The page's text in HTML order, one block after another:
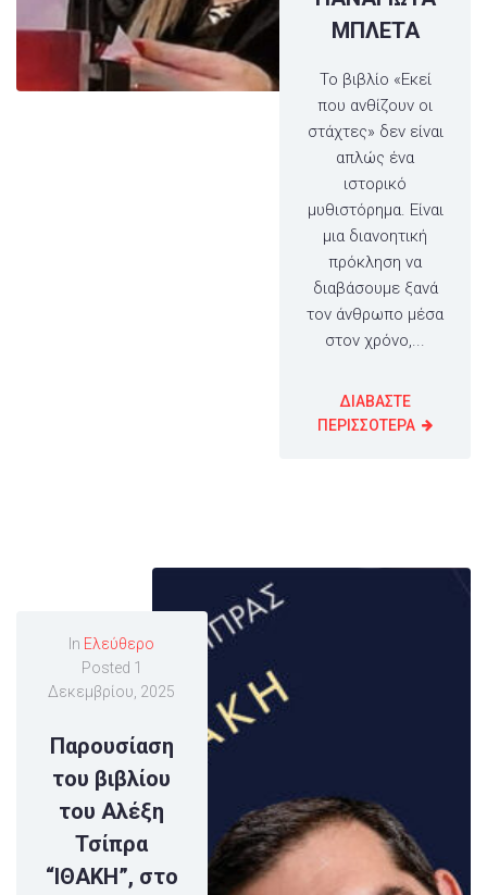
ΜΠΛΕΤΑ
Το βιβλίο «Εκεί
που ανθίζουν οι
στάχτες» δεν είναι
απλώς ένα
ιστορικό
μυθιστόρημα. Είναι
μια διανοητική
πρόκληση να
διαβάσουμε ξανά
τον άνθρωπο μέσα
στον χρόνο,...
ΔΙΑΒΑΣΤΕ
ΠΕΡΙΣΣΟΤΕΡΑ
In Ελεύθερο
Posted 1
Δεκεμβρίου, 2025
Παρουσίαση
του βιβλίου
του Αλέξη
Τσίπρα
“ΙΘΑΚΗ”, στο